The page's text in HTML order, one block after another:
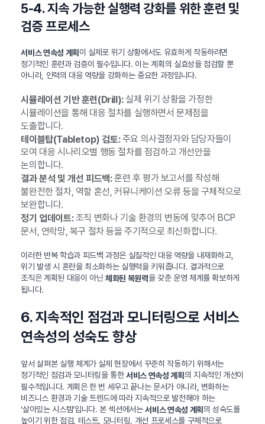
5-4. 지속 가능한 실행력 강화를 위한 훈련 및
검증 프로세스
서비스 연속성 계획이 실제로 위기 상황에서도 유효하게 작동하려면
정기적인 훈련과 검증이 필수입니다. 이는 계획의 실효성을 점검할 뿐
아니라, 인력의 대응 역량을 강화하는 중요한 과정입니다.
시뮬레이션 기반 훈련(Drill):실제 위기 상황을 가정한
시뮬레이션을 통해 대응 절차를 실행하면서 문제점을
도출합니다.
테이블탑(Tabletop) 검토:주요 의사결정자와 담당자들이
모여 대응 시나리오별 행동 절차를 점검하고 개선안을
논의합니다.
결과 분석 및 개선 피드백:훈련 후 평가 보고서를 작성해
불완전한 절차, 역할 혼선, 커뮤니케이션 오류 등을 구체적으로
보완합니다.
정기 업데이트:조직 변화나 기술 환경의 변동에 맞추어 BCP
문서, 연락망, 복구 절차 등을 주기적으로 최신화합니다.
이러한 반복 학습과 피드백 과정은 실질적인 대응 역량을 내재화하고,
위기 발생 시 혼란을 최소화하는 실행력을 키워줍니다. 결과적으로
조직은 계획된 대응이 아닌체화된 복원력을 갖춘 운영 체계를 확보하게
됩니다.
6. 지속적인 점검과 모니터링으로 서비스
연속성의 성숙도 향상
앞서 살펴본 실행 체계가 실제 현장에서 꾸준히 작동하기 위해서는
정기적인 점검과 모니터링을 통한서비스 연속성 계획의 지속적인 개선이
필수적입니다. 계획은 한 번 세우고 끝나는 문서가 아니라, 변화하는
비즈니스 환경과 기술 트렌드에 따라 지속적으로 발전해야 하는
‘살아있는 시스템’입니다. 본 섹션에서는서비스 연속성 계획의 성숙도를
높이기 위한 점검, 테스트, 모니터링, 개선 프로세스를 구체적으로